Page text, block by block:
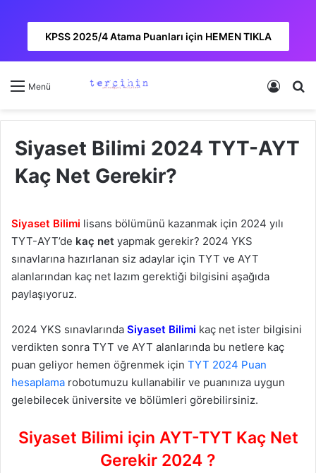
KPSS 2025/4 Atama Puanları için HEMEN TIKLA
Menü Kayıt
Siyaset Bilimi 2024 TYT-AYT
Kaç Net Gerekir?
Siyaset Bilimi lisans bölümünü kazanmak için 2024 yılı
TYT-AYT’de kaç net yapmak gerekir? 2024 YKS
sınavlarına hazırlanan siz adaylar için TYT ve AYT
alanlarından kaç net lazım gerektiği bilgisini aşağıda
paylaşıyoruz.
2024 YKS sınavlarında Siyaset Bilimi kaç net ister bilgisini
verdikten sonra TYT ve AYT alanlarında bu netlere kaç
puan geliyor hemen öğrenmek için TYT 2024 Puan
hesaplama robotumuzu kullanabilir ve puanınıza uygun
gelebilecek üniversite ve bölümleri görebilirsiniz.
Siyaset Bilimi için AYT-TYT Kaç Net
Gerekir 2024 ?